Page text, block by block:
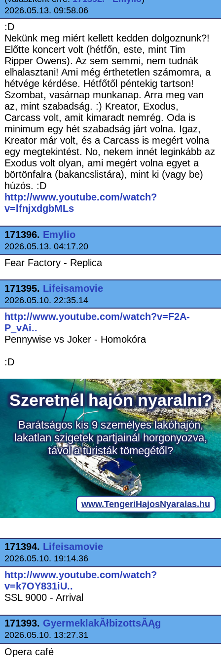
2026.05.13. 09:58.06
:D
Nekünk meg miért kellett kedden dolgoznunk?!
Előtte koncert volt (hétfőn, este, mint Tim
Ripper Owens). Az sem semmi, nem tudnák
elhalasztani! Ami még érthetetlen számomra, a
hétvége kérdése. Hétfőtől péntekig tartson!
Szombat, vasárnap munkanap. Arra meg van
az, mint szabadság. :) Kreator, Exodus,
Carcass volt, amit kimaradt nemrég. Oda is
minimum egy hét szabadság járt volna. Igaz,
Kreator már volt, és a Carcass is megért volna
egy megtekintést. No, nekem innét leginkább az
Exodus volt olyan, ami megért volna egyet a
börtönfalra (bakancslistára), mint ki (vagy be)
húzós. :D
http://www.youtube.com/watch?
v=lfnjxdgbMLs
171396. Emylio
2026.05.13. 04:17.20
Fear Factory - Replica
171395. Lifeisamovie
2026.05.10. 22:35.14
http://www.youtube.com/watch?v=F2A-
P_vAi..
Pennywise vs Joker - Homokóra
:D
171394. Lifeisamovie
2026.05.10. 19:14.36
http://www.youtube.com/watch?
v=k7OY831iU..
SSL 9000 - Arrival
171393. GyermeklakĂłbizottsĂĄg
2026.05.10. 13:27.31
Opera café